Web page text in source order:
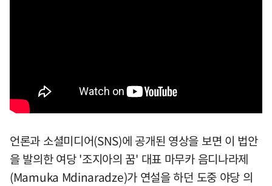
언론과 소셜미디어(SNS)에 공개된 영상을 보면 이 법안
을 발의한 여당 '조지아의 꿈' 대표 마무카 음디나라제
(Mamuka Mdinaradze)가 연설을 하던 도중 야당 의